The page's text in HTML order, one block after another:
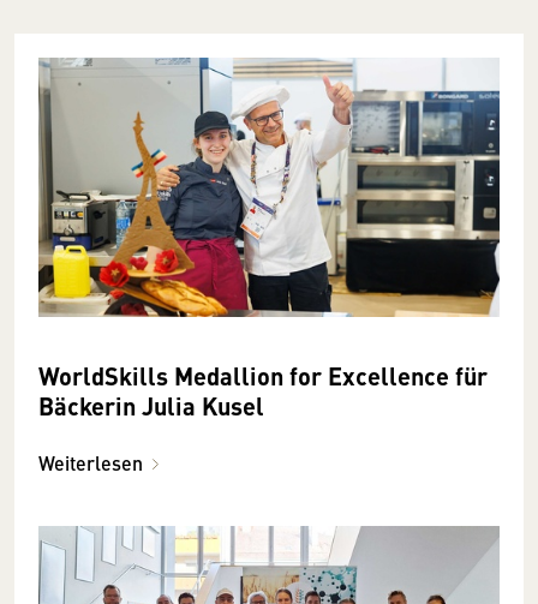
WorldSkills Medallion for Excellence für
Bäckerin Julia Kusel
Weiterlesen